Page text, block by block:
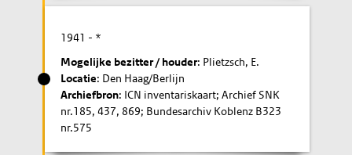
1941 - *
Mogelijke bezitter / houder: Plietzsch, E.
Locatie: Den Haag/Berlijn
Archiefbron: ICN inventariskaart; Archief SNK
nr.185, 437, 869; Bundesarchiv Koblenz B323
nr.575